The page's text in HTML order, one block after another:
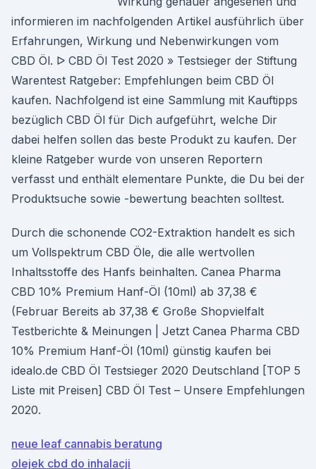
informieren im nachfolgenden Artikel ausführlich über
Erfahrungen, Wirkung und Nebenwirkungen vom
CBD Öl. ᐅ CBD Öl Test 2020 » Testsieger der Stiftung
Warentest Ratgeber: Empfehlungen beim CBD Öl
kaufen. Nachfolgend ist eine Sammlung mit Kauftipps
bezüglich CBD Öl für Dich aufgeführt, welche Dir
dabei helfen sollen das beste Produkt zu kaufen. Der
kleine Ratgeber wurde von unseren Reportern
verfasst und enthält elementare Punkte, die Du bei der
Produktsuche sowie -bewertung beachten solltest.
Durch die schonende CO2-Extraktion handelt es sich
um Vollspektrum CBD Öle, die alle wertvollen
Inhaltsstoffe des Hanfs beinhalten. Canea Pharma
CBD 10% Premium Hanf-Öl (10ml) ab 37,38 €
(Februar Bereits ab 37,38 € Große Shopvielfalt
Testberichte & Meinungen | Jetzt Canea Pharma CBD
10% Premium Hanf-Öl (10ml) günstig kaufen bei
idealo.de CBD Öl Testsieger 2020 Deutschland [TOP 5
Liste mit Preisen] CBD Öl Test – Unsere Empfehlungen
2020.
neue leaf cannabis beratung
olejek cbd do inhalacji